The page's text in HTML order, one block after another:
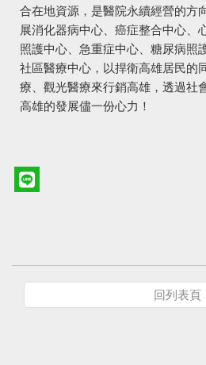
合在地資源，是醫院永續經營的方
展消化器病中心、癌症整合中心、
照護中心、急重症中心、糖尿病照
社區醫療中心，以捍衛高雄居民的
療、觀光醫療來行銷高雄，透過社
高雄的發展儘一份心力！
回列表頁